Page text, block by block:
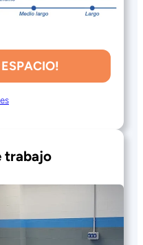
ESPACIO!
trabajo